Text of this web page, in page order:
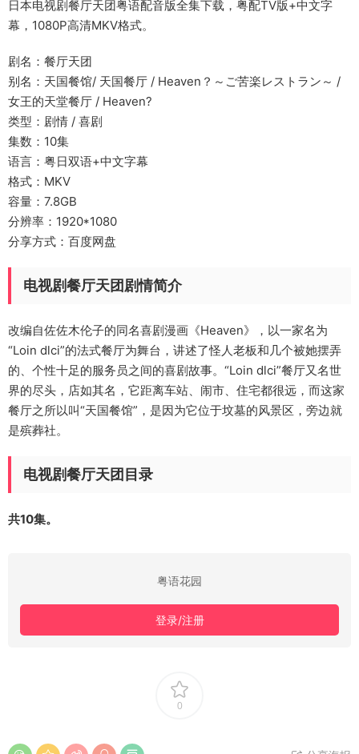
日本电视剧餐厅天团粤语配音版全集下载，粤配TV版+中文字
幕，1080P高清MKV格式。
剧名：餐厅天团
别名：天国餐馆/ 天国餐厅 / Heaven？～ご苦楽レストラン～ /
女王的天堂餐厅 / Heaven?
类型：剧情 / 喜剧
集数：10集
语言：粤日双语+中文字幕
格式：MKV
容量：7.8GB
分辨率：1920*1080
分享方式：百度网盘
电视剧餐厅天团剧情简介
改编自佐佐木伦子的同名喜剧漫画《Heaven》，以一家名为
“Loin dlci”的法式餐厅为舞台，讲述了怪人老板和几个被她摆弄
的、个性十足的服务员之间的喜剧故事。“Loin dlci”餐厅又名世
界的尽头，店如其名，它距离车站、闹市、住宅都很远，而这家
餐厅之所以叫“天国餐馆”，是因为它位于坟墓的风景区，旁边就
是殡葬社。
电视剧餐厅天团目录
共10集。
粤语花园
登录/注册
0